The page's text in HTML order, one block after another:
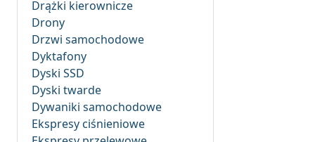
Drążki kierownicze
Drony
Drzwi samochodowe
Dyktafony
Dyski SSD
Dyski twarde
Dywaniki samochodowe
Ekspresy ciśnieniowe